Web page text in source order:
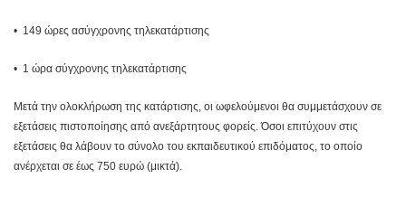
• 149 ώρες ασύγχρονης τηλεκατάρτισης
• 1 ώρα σύγχρονης τηλεκατάρτισης
Μετά την ολοκλήρωση της κατάρτισης, οι ωφελούμενοι θα συμμετάσχουν σε
εξετάσεις πιστοποίησης από ανεξάρτητους φορείς. Όσοι επιτύχουν στις
εξετάσεις θα λάβουν το σύνολο του εκπαιδευτικού επιδόματος, το οποίο
ανέρχεται σε έως 750 ευρώ (μικτά).